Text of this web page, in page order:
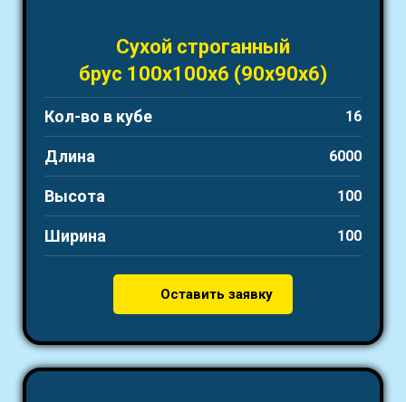
Сухой строганный
брус 100х100х6 (90х90х6)
Кол-во в кубе 16
Длина 6000
Высота 100
Ширина 100
Оставить заявку